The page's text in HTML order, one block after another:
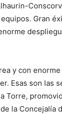
Gran
y con
Esas son las
Torre,
la Concejalía